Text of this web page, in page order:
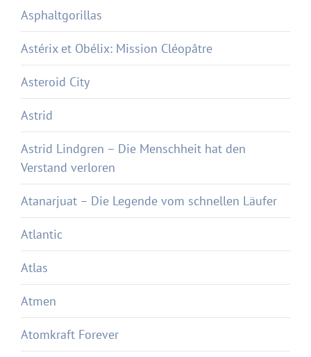
Asphaltgorillas
Astérix et Obélix: Mission Cléopâtre
Asteroid City
Astrid
Astrid Lindgren – Die Menschheit hat den
Verstand verloren
Atanarjuat – Die Legende vom schnellen Läufer
Atlantic
Atlas
Atmen
Atomkraft Forever